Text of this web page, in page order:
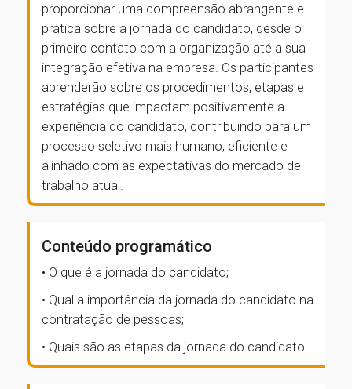
proporcionar uma compreensão abrangente e
prática sobre a jornada do candidato, desde o
primeiro contato com a organização até a sua
integração efetiva na empresa. Os participantes
aprenderão sobre os procedimentos, etapas e
estratégias que impactam positivamente a
experiência do candidato, contribuindo para um
processo seletivo mais humano, eficiente e
alinhado com as expectativas do mercado de
trabalho atual.
Conteúdo programático
• O que é a jornada do candidato;
• Qual a importância da jornada do candidato na
contratação de pessoas;
• Quais são as etapas da jornada do candidato.